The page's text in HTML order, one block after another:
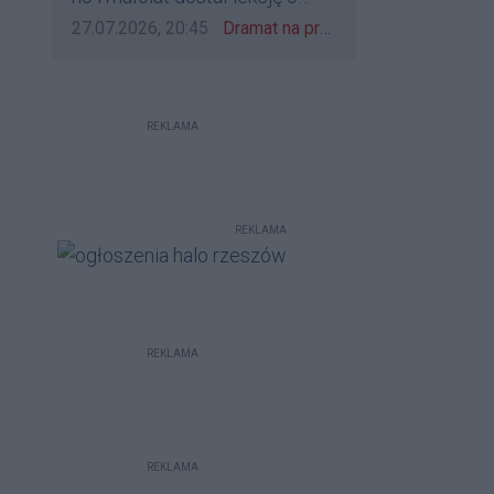
udzieleniu pierwszeństwa
Data dodania komentarza:
27.07.2026, 20:45 Źródło komentarza:
Dramat na przejeździe w Rzeszowie. 16-latek na hulajnodze wjechał wprost pod szynobus
REKLAMA
REKLAMA
REKLAMA
REKLAMA